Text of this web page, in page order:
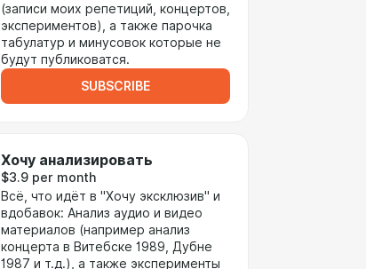
(записи моих репетиций, концертов,
экспериментов), а также парочка
табулатур и минусовок которые не
будут публиковатся.
SUBSCRIBE
Хочу анализировать
$3.9 per month
Всё, что идёт в "Хочу эксклюзив" и
вдобавок: Анализ аудио и видео
материалов (например анализ
концерта в Витебске 1989, Дубне
1987 и т.д.), а также эксперименты